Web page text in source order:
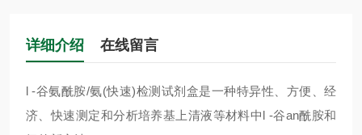
详细介绍 在线留言
l -谷氨酰胺/氨(快速)检测试剂盒是一种特异性、方便、经
济、快速测定和分析培养基上清液等材料中l -谷an酰胺和